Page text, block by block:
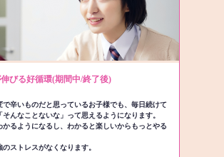
びる好循環(期間中/終了後)
で辛いものだと思っているお子様でも、毎日続けて
そんなことないな」って思えるようになります。
かるようになるし、わかると楽しいからもっとやる
ストレスがなくなります。